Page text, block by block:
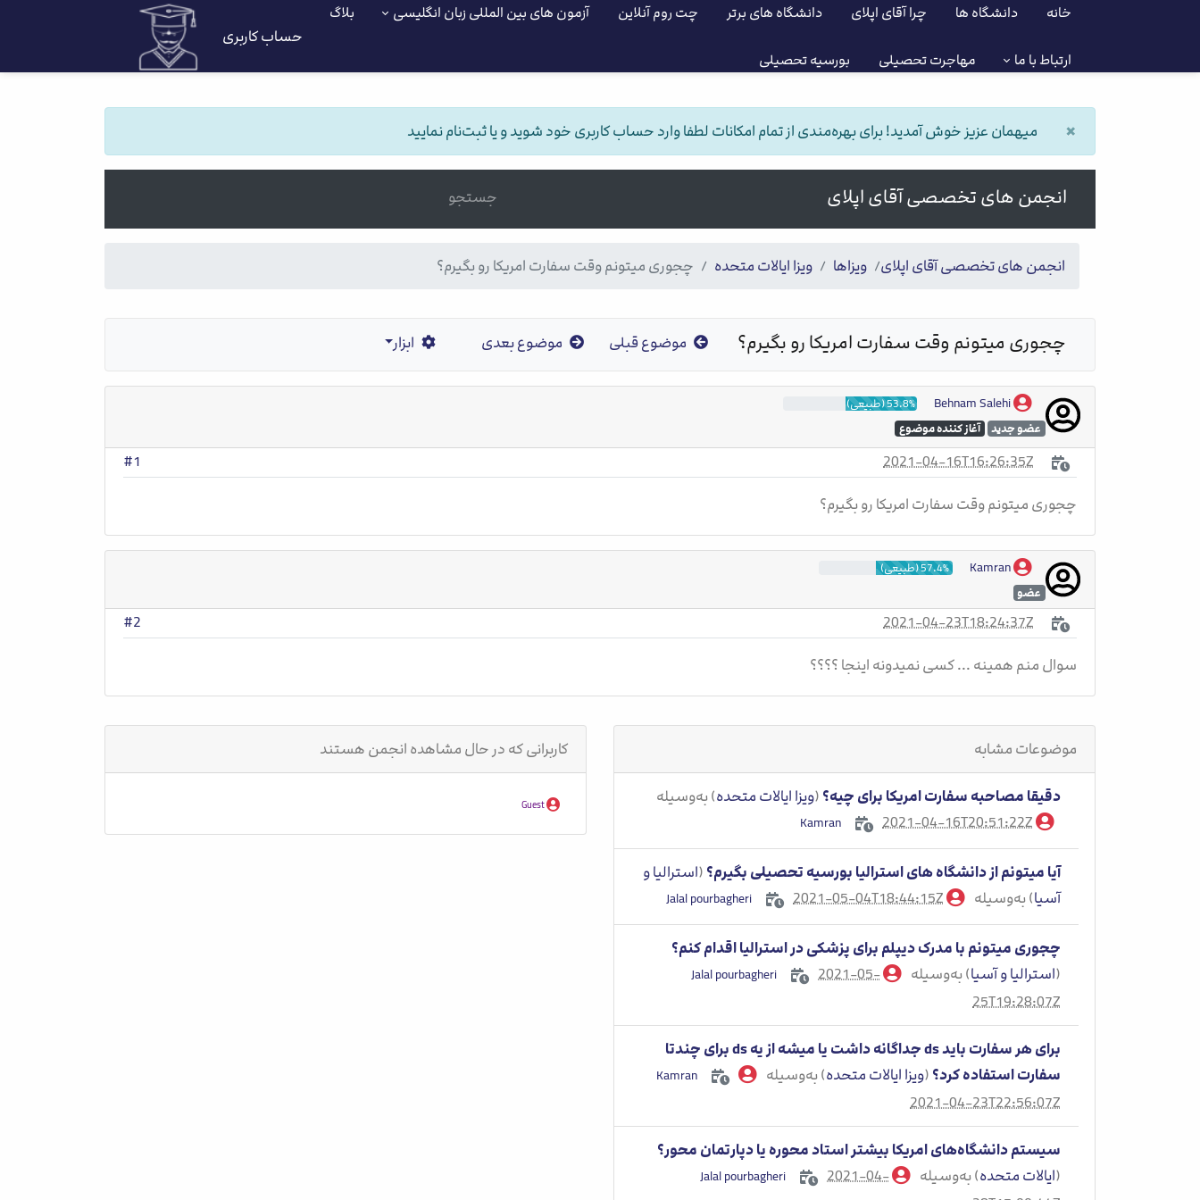
خانه دانشگاه ها چرا آقای اپلای دانشگاه های برتر چت روم آنلاین آزمون های بین المللی زبان انگلیسی بلاگ
ارتباط با ما مهاجرت تحصیلی بورسیه تحصیلی
حساب کاربری
میهمان عزیز خوش آمدید! برای بهره‌مندی از تمام امکانات لطفا وارد حساب کاربری خود شوید و یا ثبت‌نام نمایید ×
انجمن های تخصصی آقای اپلای جستجو
انجمن های تخصصی آقای اپلای ویزاها ویزا ایالات متحده چجوری میتونم وقت سفارت امریکا رو بگیرم؟
چجوری میتونم وقت سفارت امریکا رو بگیرم؟ موضوع قبلی موضوع بعدی ابزار
Behnam Salehi
53.8% (طبیعی)
عضو جدید
آغاز کننده موضوع
2021-04-16T16:26:35Z
#1
چجوری میتونم وقت سفارت امریکا رو بگیرم؟
Kamran
57.4% (طبیعی)
عضو
2021-04-23T18:24:37Z
#2
سوال منم همینه ... کسی نمیدونه اینجا ؟؟؟؟
موضوعات مشابه
دقیقا مصاحبه سفارت امریکا برای چیه؟ (ویزا ایالات متحده) به‌وسیله
2021-04-16T20:51:22Z
آیا میتونم از دانشگاه های استرالیا بورسیه تحصیلی بگیرم؟ (استرالیا و
آسیا) به‌وسیله 2021-05-04T18:44:15Z
چجوری میتونم با مدرک دیپلم برای پزشکی در استرالیا اقدام کنم؟
(استرالیا و آسیا) به‌وسیله
2021-05-
25T19:28:07Z
برای هر سفارت باید ds جداگانه داشت یا میشه از یه ds برای چندتا
سفارت استفاده کرد؟ (ویزا ایالات متحده) به‌وسیله
2021-04-23T22:56:07Z
سیستم دانشگاه‌های امریکا بیشتر استاد محوره یا دپارتمان محور؟
(ایالات متحده) به‌وسیله
2021-04-
کاربرانی که در حال مشاهده انجمن هستند